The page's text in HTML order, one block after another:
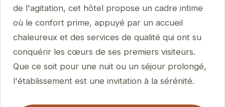
de l'agitation, cet hôtel propose un cadre intime
où le confort prime, appuyé par un accueil
chaleureux et des services de qualité qui ont su
conquérir les cœurs de ses premiers visiteurs.
Que ce soit pour une nuit ou un séjour prolongé,
l'établissement est une invitation à la sérénité.